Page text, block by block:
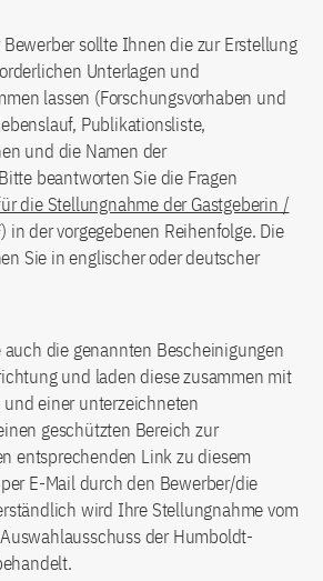
sollte Ihnen die zur Erstellung
Unterlagen und
lassen (Forschungsvorhaben und
Publikationsliste,
und die Namen der
beantworten Sie die Fragen
die Stellungnahme der Gastgeberin /
in der vorgegebenen Reihenfolge. Die
Sie in englischer oder deutscher
auch die genannten Bescheinigungen
und laden diese zusammen mit
einer unterzeichneten
geschützten Bereich zur
entsprechenden Link zu diesem
E-Mail durch den Bewerber/die
wird Ihre Stellungnahme vom
der Humboldt-